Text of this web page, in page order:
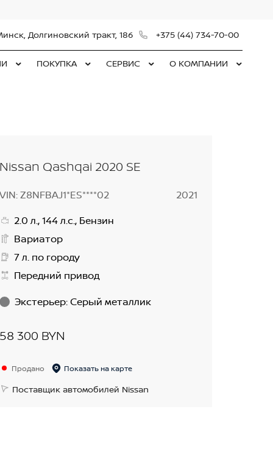
Долгиновский тракт, 186 +375 (44) 734-70-00
ПОКУПКА СЕРВИС О КОМПАНИИ
Nissan Qashqai 2020 SE
VIN: Z8NFBAJ1*ES****02
2021
2.0 л., 144 л.с., Бензин
Вариатор
7 л. по городу
Передний привод
Экстерьер:Серый металлик
58 300 BYN
Продано Показать на карте
Поставщик автомобилей Nissan